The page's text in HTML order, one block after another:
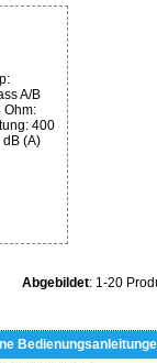
A/B
Ohm:
400
(A)
Abgebildet: 1-20